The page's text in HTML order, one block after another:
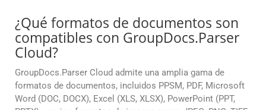
¿Qué formatos de documentos son
compatibles con GroupDocs.Parser
Cloud?
GroupDocs.Parser Cloud admite una amplia gama de
formatos de documentos, incluidos PPSM, PDF, Microsoft
Word (DOC, DOCX), Excel (XLS, XLSX), PowerPoint (PPT,